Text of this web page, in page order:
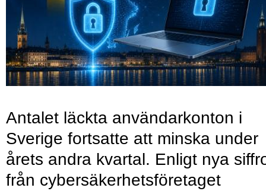
Antalet läckta användarkonton i
Sverige fortsatte att minska under
årets andra kvartal. Enligt nya
från cybersäkerhetsföretaget